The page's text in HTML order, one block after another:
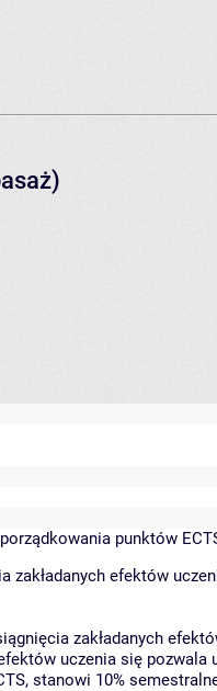
punktów
efektów
zakładanych
uczenia się pozwala
stanowi 10%